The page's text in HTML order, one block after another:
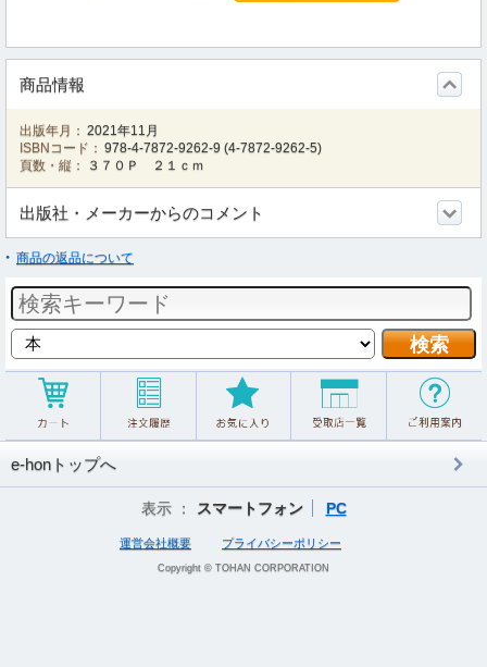
商品情報
出版年月： 2021年11月
ISBNコード： 978-4-7872-9262-9 (4-7872-9262-5)
頁数・縦：
３７０Ｐ ２１ｃｍ
出版社・メーカーからのコメント
商品の返品について
e-honトップへ
表示 ： スマートフォン PC
運営会社概要 プライバシーポリシー
Copyright © TOHAN CORPORATION